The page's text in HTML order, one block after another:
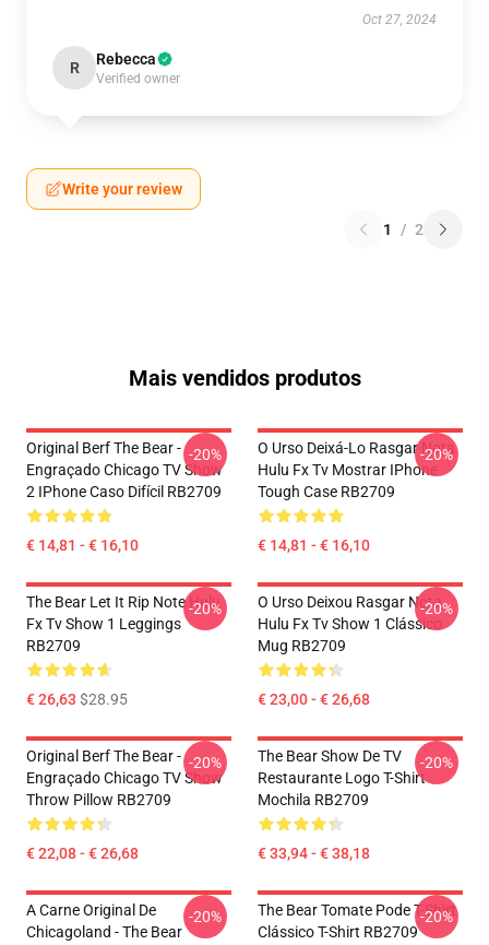
Oct 27, 2024
R Rebecca
Verified owner
Write your review
1 / 2
Mais vendidos produtos
Original Berf The Bear -
Engraçado Chicago TV Show
2 IPhone Caso Difícil RB2709
€ 14,81 - € 16,10
-20%
O Urso Deixá-Lo Rasgar Nota
Hulu Fx Tv Mostrar IPhone
Tough Case RB2709
€ 14,81 - € 16,10
-20%
The Bear Let It Rip Note Hulu
Fx Tv Show 1 Leggings
RB2709
€ 26,63 $28.95
-20%
O Urso Deixou Rasgar Nota
Hulu Fx Tv Show 1 Clássico
Mug RB2709
€ 23,00 - € 26,68
-20%
Original Berf The Bear -
Engraçado Chicago TV Show
Throw Pillow RB2709
€ 22,08 - € 26,68
-20%
The Bear Show De TV
Restaurante Logo T-Shirt
Mochila RB2709
€ 33,94 - € 38,18
-20%
A Carne Original De
Chicagoland - The Bear
-20%
The Bear Tomate Pode T-Shirt
Clássico T-Shirt RB2709
-20%